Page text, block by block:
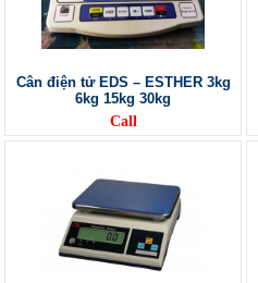
Cân điện tử EDS – ESTHER 3kg
6kg 15kg 30kg
Call